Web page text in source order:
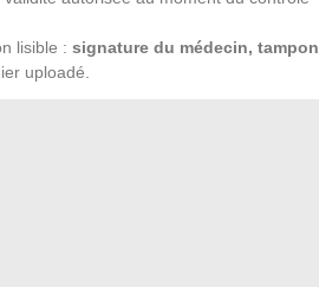
lisible : signature du médecin, tampon
uploadé.